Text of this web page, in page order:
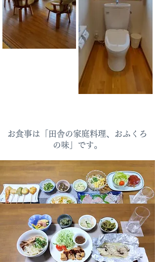
お食事は「田舎の家庭料理、おふくろ
の味」です。